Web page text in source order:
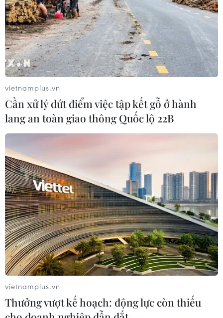
FDI
Nghị quyết 10-NQ/TW: Vốn FDI thế hệ mới
“rót” mạnh vào Đồng Nai
Nhà máy Suntory PepsiCo tại Tây Ninh: Một dự
án FDI, nhiều giá trị cộng hưởng
Nghị quyết số 10-NQ/TW: Định vị chiến lược
thu hút FDI theo hướng chất lượng cao
Nghị quyết số 10-NQ/TW mở ra tư duy mới về
thu hút đầu tư nước ngoài
Nghị quyết số 10-NQ/TW: Tái định vị vai trò FDI
trong chiến lược phát triển mới
TIN LIÊN QUAN
vietnamplus.vn
Cần xử lý dứt điểm việc tập kết gỗ ở hành
lang an toàn giao thông Quốc lộ 22B
vietnamplus.vn
Thưởng vượt kế hoạch: động lực còn thiếu